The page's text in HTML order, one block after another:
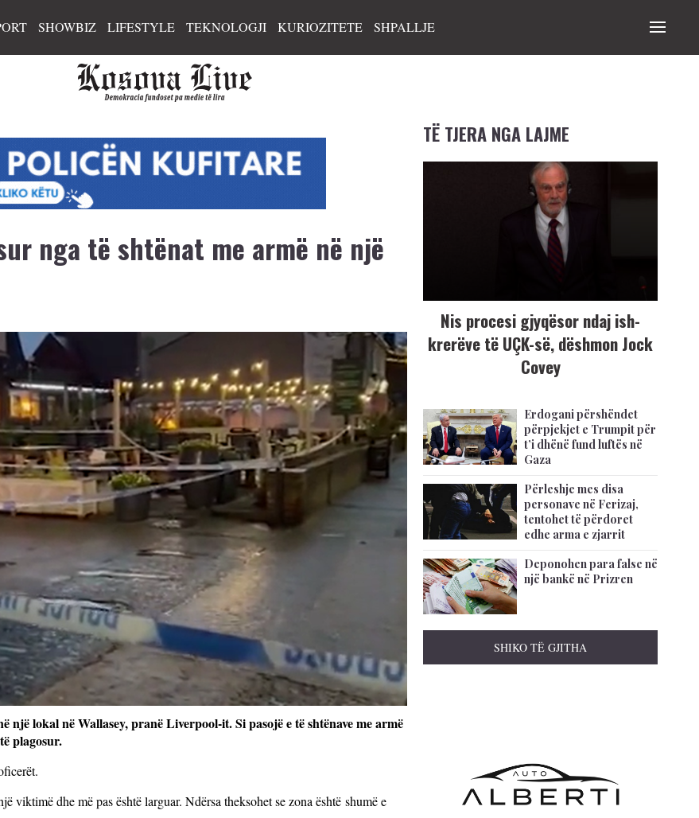
SHOWBIZ LIFESTYLE TEKNOLOGJI KURIOZITETE SHPALLJE
nga të shtënat me armë në një
lokal në Wallasey, pranë Liverpool-it. Si pasojë e të shtënave me armë
plagosur.
dhe më pas është larguar. Ndërsa theksohet se zona është shumë e
TË TJERA NGA LAJME
Nis procesi gjyqësor ndaj ish-
krerëve të UÇK-së, dëshmon Jock
Covey
Erdogani përshëndet
përpjekjet e Trumpit për
t’i dhënë fund luftës në
Gaza
Përleshje mes disa
personave në Ferizaj,
tentohet të përdoret
edhe arma e zjarrit
Deponohen para false në
një bankë në Prizren
SHIKO TË GJITHA